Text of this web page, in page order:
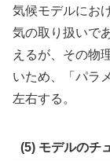
気候モデルにお
気の取り扱いで
えるが、その物
いため、「パラ
左右する。
(5) モデルのチ